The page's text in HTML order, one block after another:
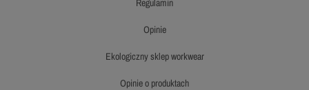
regulamin
opinie
ekologiczny sklep workwear
opinie o produktach